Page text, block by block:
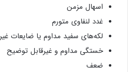
اسهال مزمن
غدد لنفاوی متورم
لکه‌های سفید مداوم یا ضایعات
خستگی مداوم و غیرقابل توضیح
ضعف